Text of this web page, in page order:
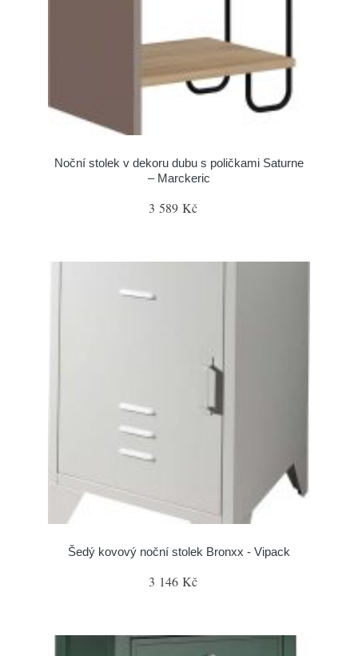
Noční stolek v dekoru dubu s poličkami Saturne
– Marckeric
3 589 Kč
Šedý kovový noční stolek Bronxx - Vipack
3 146 Kč